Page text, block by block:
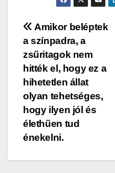
Post
navigation
Amikor beléptek
a színpadra, a
zsűritagok nem
hitték el, hogy ez a
hihetetlen állat
olyan tehetséges,
hogy ilyen jól és
élethűen tud
énekelni.